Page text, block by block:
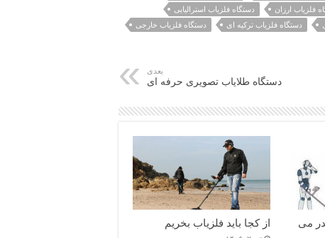
فلزیاب ارزان
دستگاه فلزیاب استرالیایی
دستگاه فلزیاب ترکیه ای
دستگاه فلزیاب خارجی
بعدی
دستگاه طلایاب تصویری حرفه ای
می
از کجا باید فلزیاب بخریم